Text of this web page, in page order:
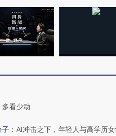
吸金
产们甘
马航飞行员跨国走私7万
粒摇头丸 尿检体内含3种
多看少动
子 ： AI冲击之下，年轻人与高学历